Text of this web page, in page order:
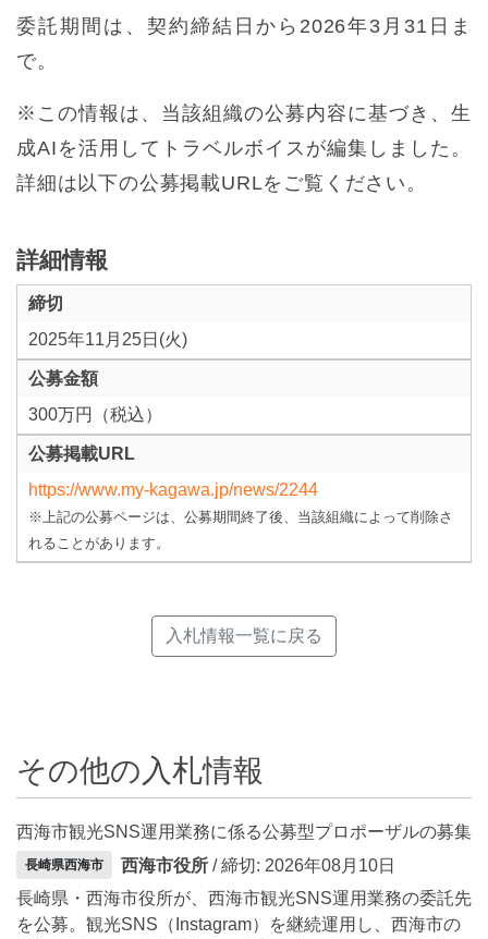
委託期間は、契約締結日から2026年3月31日ま
で。
※この情報は、当該組織の公募内容に基づき、生
成AIを活用してトラベルボイスが編集しました。
詳細は以下の公募掲載URLをご覧ください。
詳細情報
締切
2025年11月25日(火)
公募金額
300万円（税込）
公募掲載URL
https://www.my-kagawa.jp/news/2244
※上記の公募ページは、公募期間終了後、当該組織によって削除さ
れることがあります。
入札情報一覧に戻る
その他の入札情報
西海市観光SNS運用業務に係る公募型プロポーザルの募集
長崎県西海市 西海市役所 / 締切: 2026年08月10日
長崎県・西海市役所が、西海市観光SNS運用業務の委託先
を公募。観光SNS（Instagram）を継続運用し、西海市の